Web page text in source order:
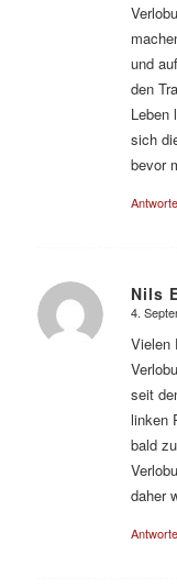
und
den
Leben
sich
bevor
Nils
sagte:
4.
Vielen
seit
linken
bald
daher